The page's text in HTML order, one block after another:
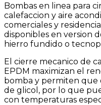
Bombas en linea para
calefaccion y aire
comerciales y
disponibles en version
hierro fundido o
El cierre mecanico de
EPDM maximizan el
bomba y permiten que
de glicol, por lo que
con temperaturas